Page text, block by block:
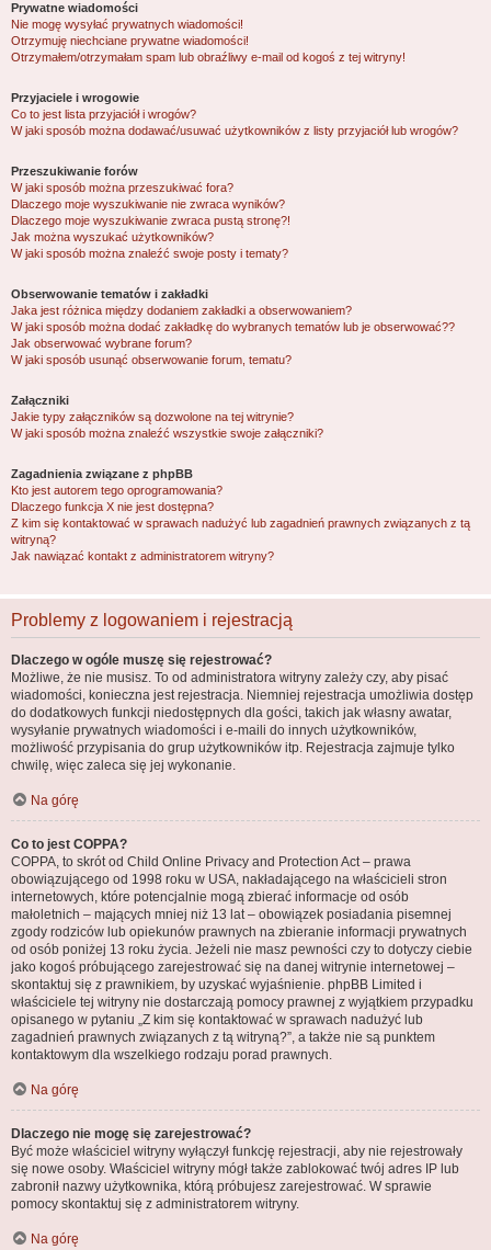
Prywatne wiadomości
Nie mogę wysyłać prywatnych wiadomości!
Otrzymuję niechciane prywatne wiadomości!
Otrzymałem/otrzymałam spam lub obraźliwy e-mail od kogoś z tej witryny!
Przyjaciele i wrogowie
Co to jest lista przyjaciół i wrogów?
W jaki sposób można dodawać/usuwać użytkowników z listy przyjaciół lub wrogów?
Przeszukiwanie forów
W jaki sposób można przeszukiwać fora?
Dlaczego moje wyszukiwanie nie zwraca wyników?
Dlaczego moje wyszukiwanie zwraca pustą stronę?!
Jak można wyszukać użytkowników?
W jaki sposób można znaleźć swoje posty i tematy?
Obserwowanie tematów i zakładki
Jaka jest różnica między dodaniem zakładki a obserwowaniem?
W jaki sposób można dodać zakładkę do wybranych tematów lub je obserwować??
Jak obserwować wybrane forum?
W jaki sposób usunąć obserwowanie forum, tematu?
Załączniki
Jakie typy załączników są dozwolone na tej witrynie?
W jaki sposób można znaleźć wszystkie swoje załączniki?
Zagadnienia związane z phpBB
Kto jest autorem tego oprogramowania?
Dlaczego funkcja X nie jest dostępna?
Z kim się kontaktować w sprawach nadużyć lub zagadnień prawnych związanych z tą
witryną?
Jak nawiązać kontakt z administratorem witryny?
Problemy z logowaniem i rejestracją
Dlaczego w ogóle muszę się rejestrować?
Możliwe, że nie musisz. To od administratora witryny zależy czy, aby pisać
wiadomości, konieczna jest rejestracja. Niemniej rejestracja umożliwia dostęp
do dodatkowych funkcji niedostępnych dla gości, takich jak własny awatar,
wysyłanie prywatnych wiadomości i e-maili do innych użytkowników,
możliwość przypisania do grup użytkowników itp. Rejestracja zajmuje tylko
chwilę, więc zaleca się jej wykonanie.
Na górę
Co to jest COPPA?
COPPA, to skrót od Child Online Privacy and Protection Act – prawa
obowiązującego od 1998 roku w USA, nakładającego na właścicieli stron
internetowych, które potencjalnie mogą zbierać informacje od osób
małoletnich – mających mniej niż 13 lat – obowiązek posiadania pisemnej
zgody rodziców lub opiekunów prawnych na zbieranie informacji prywatnych
od osób poniżej 13 roku życia. Jeżeli nie masz pewności czy to dotyczy ciebie
jako kogoś próbującego zarejestrować się na danej witrynie internetowej –
skontaktuj się z prawnikiem, by uzyskać wyjaśnienie. phpBB Limited i
właściciele tej witryny nie dostarczają pomocy prawnej z wyjątkiem przypadku
opisanego w pytaniu „Z kim się kontaktować w sprawach nadużyć lub
zagadnień prawnych związanych z tą witryną?”, a także nie są punktem
kontaktowym dla wszelkiego rodzaju porad prawnych.
Na górę
Dlaczego nie mogę się zarejestrować?
Być może właściciel witryny wyłączył funkcję rejestracji, aby nie rejestrowały
się nowe osoby. Właściciel witryny mógł także zablokować twój adres IP lub
zabronił nazwy użytkownika, którą próbujesz zarejestrować. W sprawie
pomocy skontaktuj się z administratorem witryny.
Na górę